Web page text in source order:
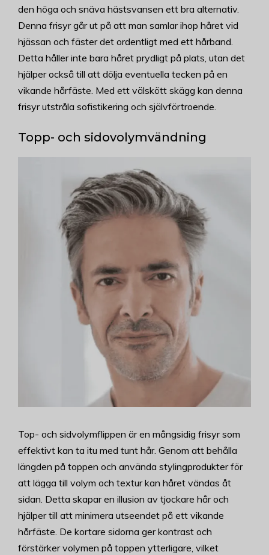
den höga och snäva hästsvansen ett bra alternativ.
Denna frisyr går ut på att man samlar ihop håret vid
hjässan och fäster det ordentligt med ett hårband.
Detta håller inte bara håret prydligt på plats, utan det
hjälper också till att dölja eventuella tecken på en
vikande hårfäste. Med ett välskött skägg kan denna
frisyr utstråla sofistikering och självförtroende.
Topp- och sidovolymvändning
Top- och sidvolymflippen är en mångsidig frisyr som
effektivt kan ta itu med tunt hår. Genom att behålla
längden på toppen och använda stylingprodukter för
att lägga till volym och textur kan håret vändas åt
sidan. Detta skapar en illusion av tjockare hår och
hjälper till att minimera utseendet på ett vikande
hårfäste. De kortare sidorna ger kontrast och
förstärker volymen på toppen ytterligare, vilket